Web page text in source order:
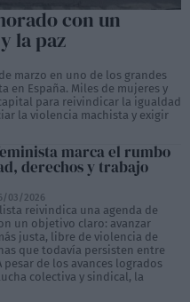
con un
la paz
marzo en uno de los grandes
en España. Miles de mujeres y
para reivindicar la igualdad
la violencia machista y exigir
marca el rumbo
derechos y trabajo
03/2026
reivindica una agenda de
un objetivo claro: avanzar
justa, libre de violencia de
que todavía persisten entre
pesar de los avances logrados
colectiva y sindical, la